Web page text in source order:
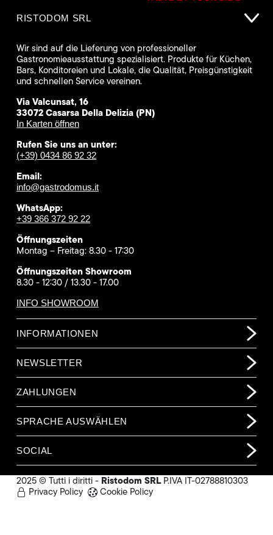
RISTODOM SRL
Wir sind auf die Lieferung von professioneller
Gastronomieausstattung spezialisiert. Produkte für Küchen,
Bars, Konditoreien und Lokale, die Qualität, Preisgünstigkeit
und schnellen Service vereinen.
Via Valcunsat, 16
33072 Casarsa Della Delizia (PN)
In Karten öffnen
Rufen Sie uns an unter:
(+39) 0434 86 92 32
Email:
info@gastrodomus.it
WhatsApp:
+39 366 372 92 22
Öffnungszeiten
Montag – Freitag: 8.30 - 17:30
Öffnungszeiten Showroom
8.30 - 12:30 / 13.30 - 17.00
INFO SHOWROOM
INFORMATIONEN
NEWSLETTER
ZAHLUNGEN
SPRACHE AUSWÄHLEN
SOCIAL
2025 © Tutti i diritti - Ristodom SRLP.IVA IT-02788810303
Privacy Policy
Cookie Policy